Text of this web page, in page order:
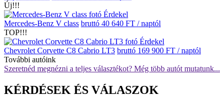
Új!!!
Érdekel
Mercedes-Benz V class bruttó 40 640 FT / naptól
TOP!!!
Érdekel
Chevrolet Corvette C8 Cabrio LT3 bruttó 169 900 FT / naptól
További autóink
Szeretnéd megnézni a teljes választékot? Még több autót mutatunk...
KÉRDÉSEK ÉS VÁLASZOK